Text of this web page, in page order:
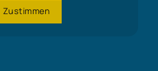
Zustimmen